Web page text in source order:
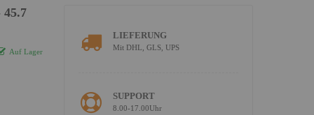
Auf Lager
LIEFERUNG
Mit DHL, GLS, UPS
SUPPORT
8.00-17.00Uhr